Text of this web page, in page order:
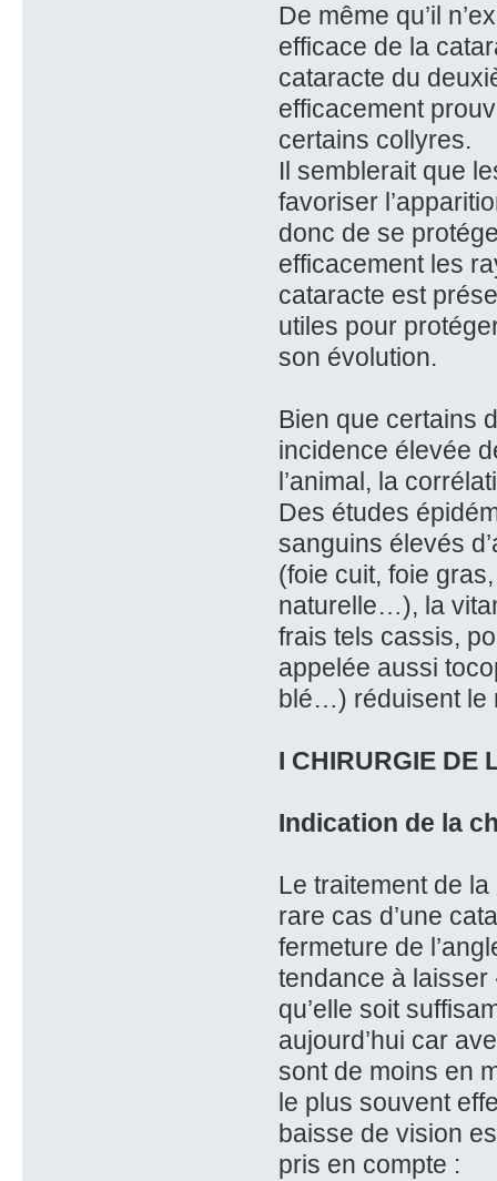
De même qu’il
efficace de la
cataracte du
efficacement
certains collyres.
Il semblerait que
favoriser
donc de se
efficacement les
cataracte est
utiles pour
son évolution.
Bien que certains
incidence élevée
l’animal, la
Des études
sanguins élevés
(foie cuit, foie
naturelle…), la
frais tels cassis,
appelée aussi
blé…) réduisent le
I CHIRURGIE DE
Indication de la
Le traitement de
rare cas d’une
fermeture de
tendance à laisser
qu’elle soit
aujourd’hui car
sont de moins en
le plus souvent
baisse de vision
pris en compte :